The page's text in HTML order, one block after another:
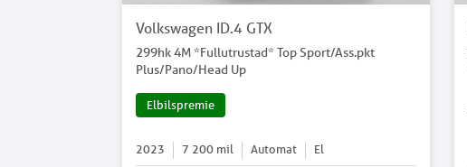
Volkswagen ID.4 GTX
299hk 4M *Fullutrustad* Top Sport/Ass.pkt
Plus/Pano/Head Up
Elbilspremie
2023 7 200 mil Automat El